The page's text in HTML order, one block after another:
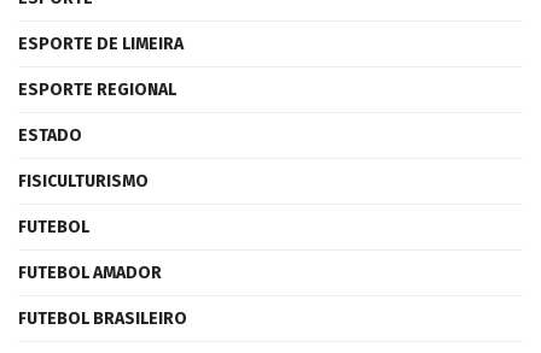
ESPORTE DE LIMEIRA
ESPORTE REGIONAL
ESTADO
FISICULTURISMO
FUTEBOL
FUTEBOL AMADOR
FUTEBOL BRASILEIRO